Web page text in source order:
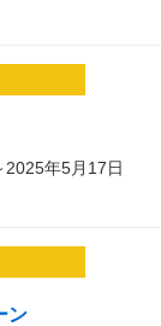
2025年5月17日
ン